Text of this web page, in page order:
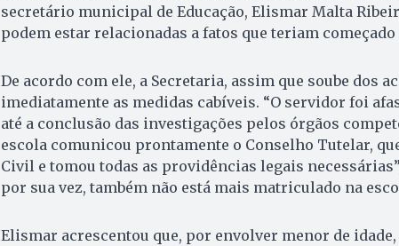
secretário municipal de Educação, Elismar Malta
podem estar relacionadas a fatos que teriam começado
De acordo com ele, a Secretaria, assim que soube dos
imediatamente as medidas cabíveis. “O servidor foi
até a conclusão das investigações pelos órgãos
escola comunicou prontamente o Conselho Tutelar,
Civil e tomou todas as providências legais
por sua vez, também não está mais matriculado na
Elismar acrescentou que, por envolver menor de